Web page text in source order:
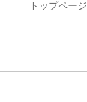
トップページ